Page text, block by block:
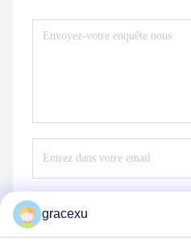
gracexu